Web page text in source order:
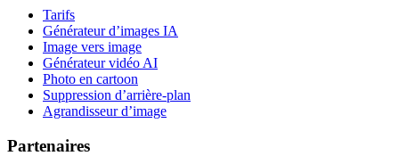
Tarifs
Générateur d’images IA
Image vers image
Générateur vidéo AI
Photo en cartoon
Suppression d’arrière-plan
Agrandisseur d’image
Partenaires